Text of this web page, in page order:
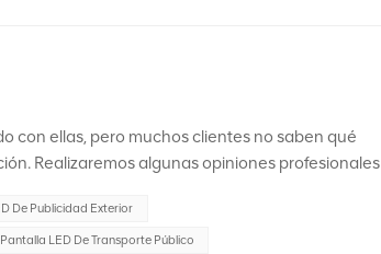
con ellas, pero muchos clientes no saben qué
Realizaremos algunas opiniones profesionales
Las pantallas de paso pequeño suelen
brillo, sin costuras, livianos y flexibles, y
De Publicidad Exterior
Pantalla LED De Transporte Público